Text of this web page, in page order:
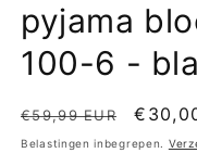
pyjama
100-6 -
Normale
prijs
€59,99 EUR
Belastingen inbegrepen.